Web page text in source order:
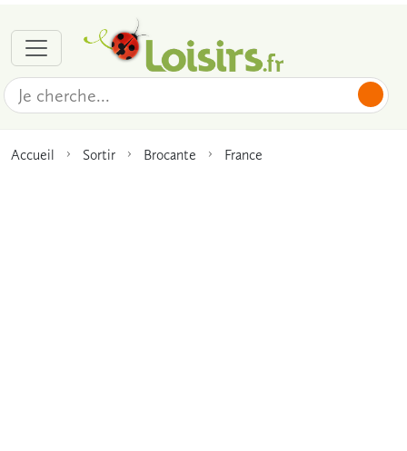
Accueil Sortir Brocante France